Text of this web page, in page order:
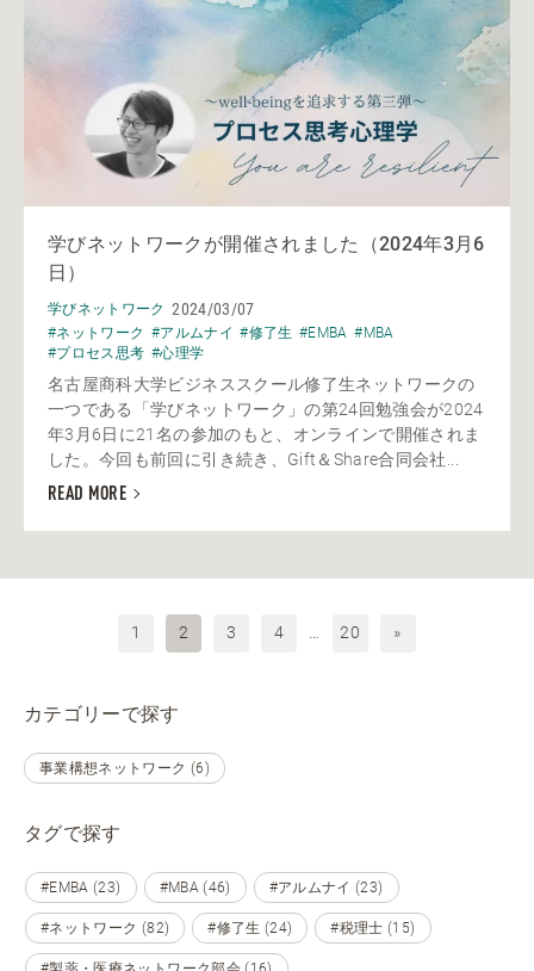
学びネットワークが開催されました（2024年3月6
日）
学びネットワーク 2024/03/07
#ネットワーク #アルムナイ #修了生 #EMBA #MBA
#プロセス思考 #心理学
名古屋商科大学ビジネススクール修了生ネットワークの
一つである「学びネットワーク」の第24回勉強会が2024
年3月6日に21名の参加のもと、オンラインで開催されま
した。今回も前回に引き続き、Gift＆Share合同会社...
READ MORE
1 2 3 4 20 »
カテゴリーで探す
事業構想ネットワーク (6)
タグで探す
#EMBA (23) #MBA (46) #アルムナイ (23)
#ネットワーク (82) #修了生 (24) #税理士 (15)